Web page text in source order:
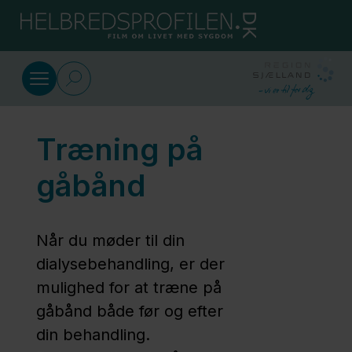
Gå til indhold
Dansk
Træning under dialyse
Træning
når du
har
Træning
på
gåbånd
Træning på
gåbånd
Når du møder til din
dialysebehandling, er der
mulighed for at træne på
gåbånd både før og efter
din behandling.